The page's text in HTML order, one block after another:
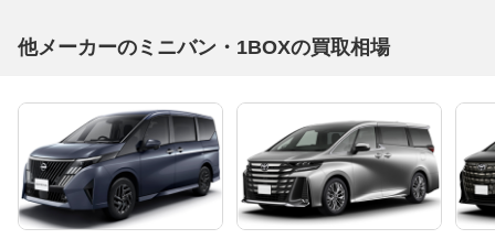
他メーカーのミニバン・1BOXの買取相場